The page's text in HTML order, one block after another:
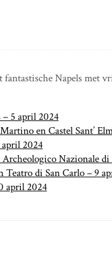
fantastische Napels met
– 5 april 2024
en Castel Sant’
2024
Nazionale
Teatro di San Carlo – 9
april 2024